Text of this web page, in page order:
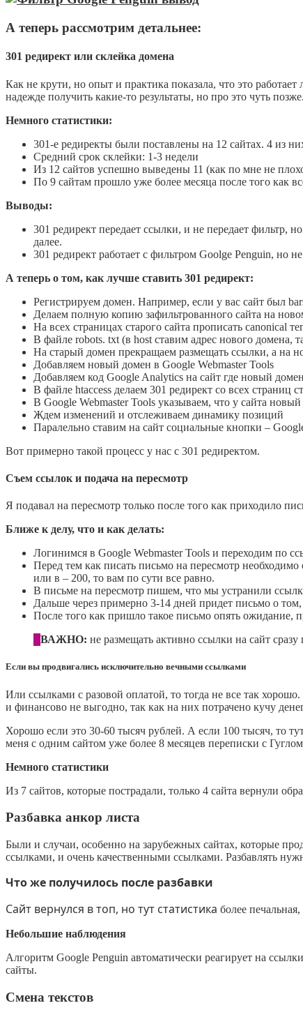
А теперь рассмотрим детальнее:
301 редирект или склейка домена
Как не крути, но опыт и практика показала, что это
надежде получить какие-то результаты, но про это чуть позже.
Немного статистики:
301-е редиректы были поставлены на 12 сайтах. 4 из
Средний срок склейки: 1-3 недели
Из 12 сайтов успешно выведены 11 (как по мне не
По 9 сайтам прошло уже более месяца после того как
Выводы:
301 редирект передает ссылки, и не передает фильтр,
далее.
301 редирект работает с фильтром Goolge Penguin, но
А теперь о том, как лучше ставить 301 редирект:
Регистрируем домен. Например, если у вас сайт был
Делаем полную копию зафильтрованного сайта на
На всех страницах старого сайта прописать canonical
В файле robots. txt (в host ставим адрес нового домена,
На старый домен прекращаем размещать ссылки, а на
Добавляем новый домен в Google Webmaster Tools
Добавляем код Google Analytics на сайт где новый домен
В файле htaccess делаем 301 редирект со всех страниц
В Google Webmaster Tools указываем, что у сайта
Ждем изменений и отслеживаем динамику позиций
Паралельно ставим на сайт социальные кнопки –
Вот примерно такой процесс у нас с 301 редиректом.
Съем ссылок и подача на пересмотр
Я подавал на пересмотр только после того как приходило
Ближе к делу, что и как делать:
Логинимся в Google Webmaster Tools и переходим по
Перед тем как писать письмо на пересмотр
или в – 200, то вам по сути все равно.
В письме на пересмотр пишем, что мы устранили
Дальше через примерно 3-14 дней придет письмо о
После того как пришло такое письмо опять ожидание,
ВАЖНО: не размещать активно ссылки на сайт
Если вы продвигались исключительно вечными ссылками
Или ссылками с разовой оплатой, то тогда не все так
и финансово не выгодно, так как на них потрачено кучу
Хорошо если это 30-60 тысяч рублей. А если 100 тысяч, то
меня с одним сайтом уже более 8 месяцев переписки с
Немного статистики
Из 7 сайтов, которые пострадали, только 4 сайта вернули
Разбавка анкор листа
Были и случаи, особенно на зарубежных сайтах, которые
ссылками, и очень качественными ссылками. Разбавлять
Что же получилось после разбавки
Сайт вернулся в топ, но тут статистика более
Небольшие наблюдения
Алгоритм Google Penguin автоматически реагирует на
сайты.
Смена текстов